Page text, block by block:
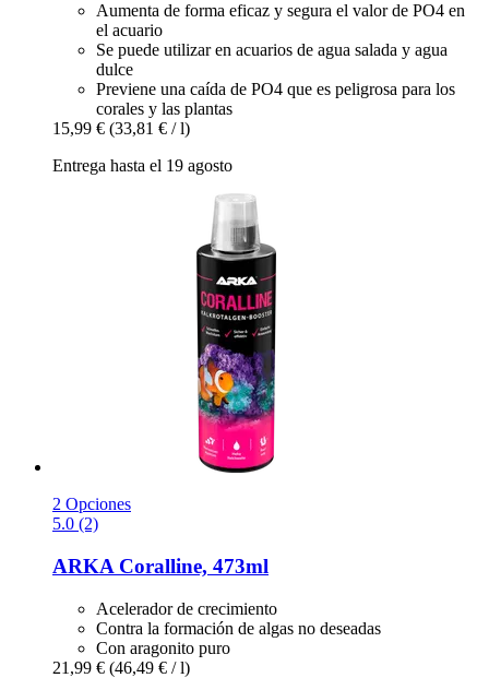
Aumenta de forma eficaz y segura el valor de PO4 en
el acuario
Se puede utilizar en acuarios de agua salada y agua
dulce
Previene una caída de PO4 que es peligrosa para los
corales y las plantas
15,99 € (33,81 € / l)
Entrega hasta el 19 agosto
2 Opciones
5.0 (2)
ARKA Coralline, 473ml
Acelerador de crecimiento
Contra la formación de algas no deseadas
Con aragonito puro
21,99 € (46,49 € / l)